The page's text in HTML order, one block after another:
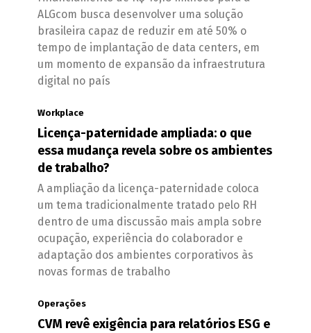
ALGcom busca desenvolver uma solução
brasileira capaz de reduzir em até 50% o
tempo de implantação de data centers, em
um momento de expansão da infraestrutura
digital no país
Workplace
Licença-paternidade ampliada: o que
essa mudança revela sobre os ambientes
de trabalho?
A ampliação da licença-paternidade coloca
um tema tradicionalmente tratado pelo RH
dentro de uma discussão mais ampla sobre
ocupação, experiência do colaborador e
adaptação dos ambientes corporativos às
novas formas de trabalho
Operações
CVM revê exigência para relatórios ESG e